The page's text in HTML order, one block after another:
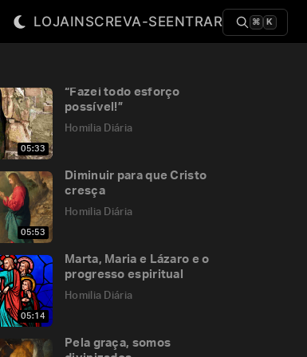
LOJAINSCREVA-SEENTRAR ⌘ K
05:33
“Fazei todo esforço
possível!”
Homilia Diária
05:53
Diminuir para que Cristo
cresça
Homilia Diária
05:14
Marta, Maria e Lázaro e o
progresso espiritual
Homilia Diária
Pela graça, somos